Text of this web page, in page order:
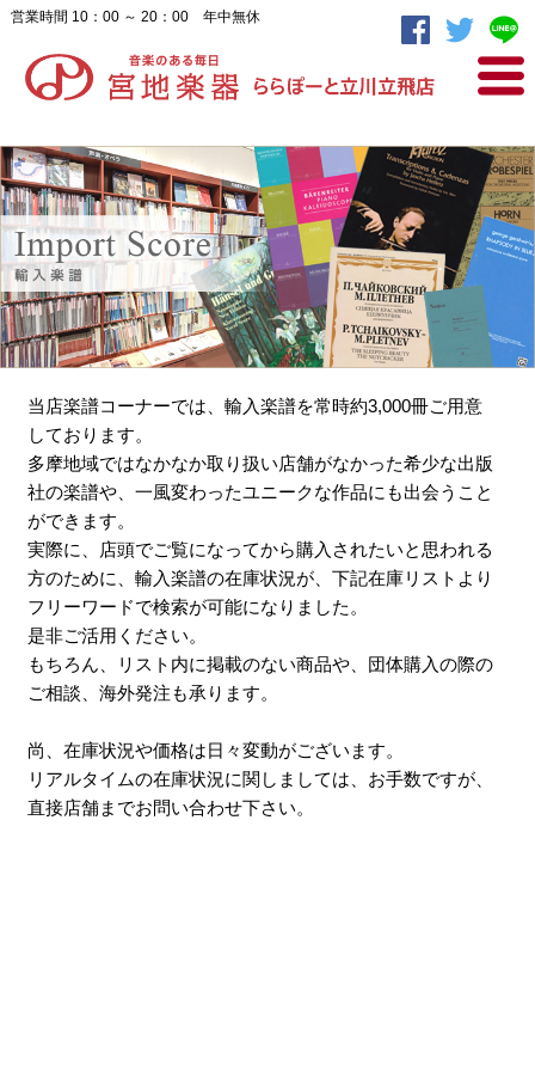
営業時間 10：00 ～ 20：00 年中無休
当店楽譜コーナーでは、輸入楽譜を常時約3,000冊ご用意
しております。
多摩地域ではなかなか取り扱い店舗がなかった希少な出版
社の楽譜や、一風変わったユニークな作品にも出会うこと
ができます。
実際に、店頭でご覧になってから購入されたいと思われる
方のために、輸入楽譜の在庫状況が、下記在庫リストより
フリーワードで検索が可能になりました。
是非ご活用ください。
もちろん、リスト内に掲載のない商品や、団体購入の際の
ご相談、海外発注も承ります。
尚、在庫状況や価格は日々変動がございます。
リアルタイムの在庫状況に関しましては、お手数ですが、
直接店舗までお問い合わせ下さい。